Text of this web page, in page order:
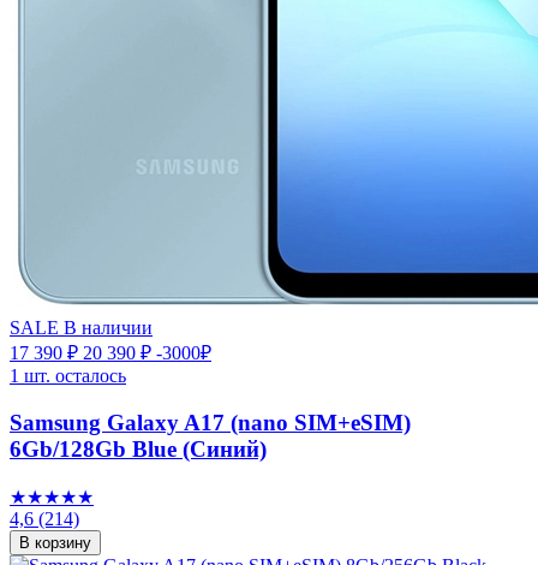
SALE В наличии
17 390 ₽ 20 390 ₽ -3000₽
1 шт. осталось
Samsung Galaxy A17 (nano SIM+eSIM)
6Gb/128Gb Blue (Синий)
★★★★★
4,6 (214)
В корзину